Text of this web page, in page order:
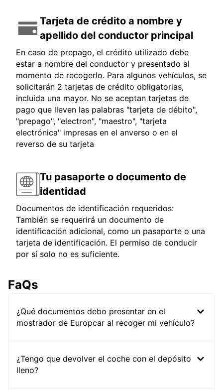
Tarjeta de crédito a nombre y
apellido del conductor principal
En caso de prepago, el crédito utilizado debe
estar a nombre del conductor y presentado al
momento de recogerlo. Para algunos vehículos, se
solicitarán 2 tarjetas de crédito obligatorias,
incluida una mayor. No se aceptan tarjetas de
pago que lleven las palabras "tarjeta de débito",
"prepago", "electron", "maestro", "tarjeta
electrónica" impresas en el anverso o en el
reverso de su tarjeta
Tu pasaporte o documento de
identidad
Documentos de identificación requeridos:
También se requerirá un documento de
identificación adicional, como un pasaporte o una
tarjeta de identificación. El permiso de conducir
por sí solo no es suficiente.
FaQs
¿Qué documentos debo presentar en el
mostrador de Europcar al recoger mi vehículo?
¿Tengo que devolver el coche con el depósito
lleno?